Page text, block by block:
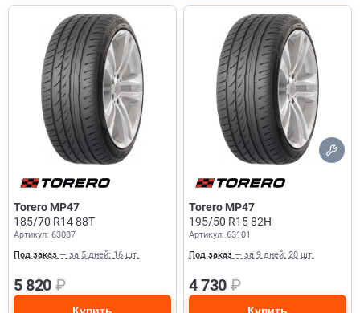
Torero MP47
185/70 R14 88T
Артикул: 63087
Под заказ — за 5 дней: 16 шт.
5 820 ₽
Torero MP47
195/50 R15 82H
Артикул: 63101
Под заказ — за 9 дней: 20 шт.
4 730 ₽